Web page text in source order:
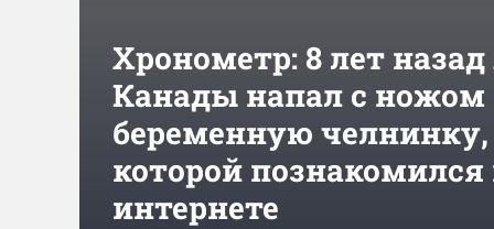
Хронометр: 8 лет
Канады напал с ножом
беременную челнинку,
которой познакомился
интернете